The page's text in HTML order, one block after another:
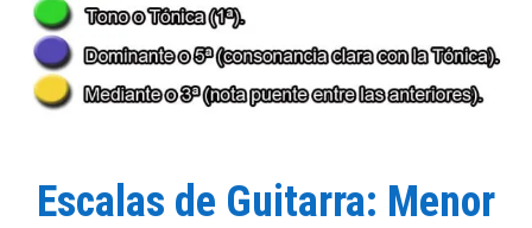
Escalas de Guitarra: Menor